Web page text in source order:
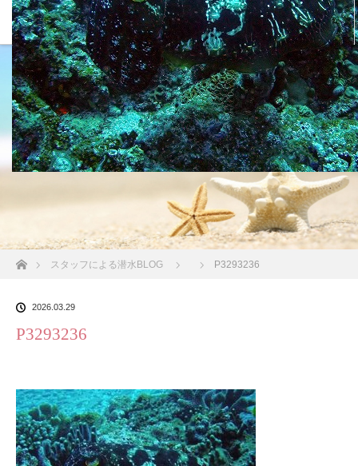
沖縄の海 BLOG
ホームスタッフによる潜水BLOG P3293236
2026.03.29
P3293236